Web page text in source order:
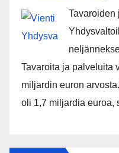
Tavaroiden
Tavaroita ja palveluita
miljardin euron
oli 1,7 miljardia euroa,